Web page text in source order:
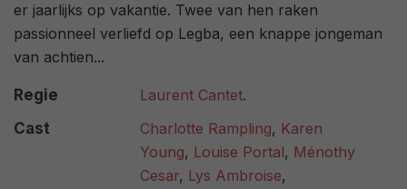
er jaarlijks op vakantie. Twee van hen raken
passionneel verliefd op Legba, een knappe jongeman
van achtien...
Regie Laurent Cantet.
Cast
Charlotte Rampling, Karen
Young, Louise Portal, Ménothy
Cesar, Lys Ambroise,